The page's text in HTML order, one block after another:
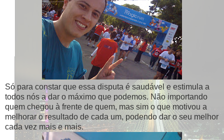
Só para constar que essa disputa é saudável e estimula a
todos nós a dar o máximo que podemos. Não importando
quem chegou à frente de quem, mas sim o que motivou a
melhorar o resultado de cada um, podendo dar o seu melhor
cada vez mais e mais.